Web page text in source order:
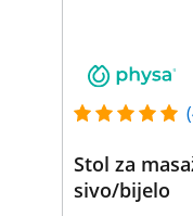
Stol za
sivo/bijelo